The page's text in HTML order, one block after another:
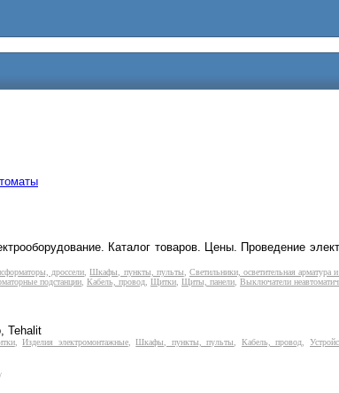
Каталог товаров. Цены. Проведение
дроссели ,Шкафы, пункты, пульты Светильники, осветительная арматура
подстанции Кабель, провод Щитки Щиты, панели Выключатели
Tehalit
,Изделия электромонтажные,Шкафы, пункты, пульты Кабель, провод